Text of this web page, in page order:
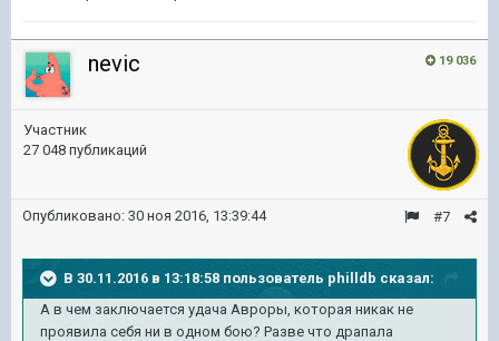
19 036
nevic
Участник
27 048 публикаций
#7
Опубликовано: 30 ноя 2016, 13:39:44
В 30.11.2016 в 13:18:58 пользователь philldb сказал:
А в чем заключается удача Авроры, которая никак не
проявила себя ни в одном бою? Разве что драпала